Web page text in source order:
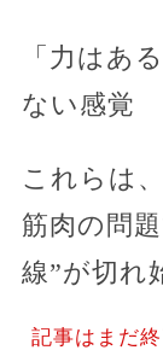
「力はあ
ない感覚
これらは、
筋肉の問
線”が切れ
記事はまだ